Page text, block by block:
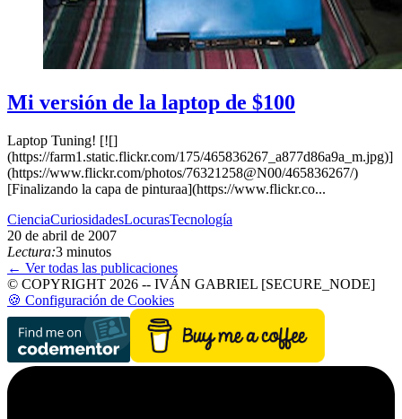
Mi versión de la laptop de $100
Laptop Tuning! [![]
(https://farm1.static.flickr.com/175/465836267_a877d86a9a_m.jpg)]
(https://www.flickr.com/photos/76321258@N00/465836267/)
[Finalizando la capa de pinturaa](https://www.flickr.co...
CienciaCuriosidadesLocurasTecnología
20 de abril de 2007
Lectura:3 minutos
← Ver todas las publicaciones
© COPYRIGHT 2026 -- IVÁN GABRIEL [SECURE_NODE]
🍪 Configuración de Cookies